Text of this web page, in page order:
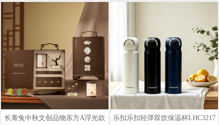
长青兔中秋文创品物东方A浮光款 乐扣乐扣轻弹双饮保温杯LHC3217